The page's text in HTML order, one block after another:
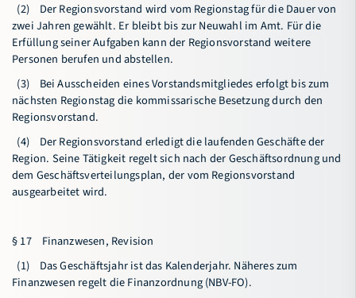
(2) Der Regionsvorstand wird vom Regionstag für die Dauer von
zwei Jahren gewählt. Er bleibt bis zur Neuwahl im Amt. Für die
Erfüllung seiner Aufgaben kann der Regionsvorstand weitere
Personen berufen und abstellen.
(3) Bei Ausscheiden eines Vorstandsmitgliedes erfolgt bis zum
nächsten Regionstag die kommissarische Besetzung durch den
Regionsvorstand.
(4) Der Regionsvorstand erledigt die laufenden Geschäfte der
Region. Seine Tätigkeit regelt sich nach der Geschäftsordnung und
dem Geschäftsverteilungsplan, der vom Regionsvorstand
ausgearbeitet wird.
§ 17 Finanzwesen, Revision
(1) Das Geschäftsjahr ist das Kalenderjahr. Näheres zum
Finanzwesen regelt die Finanzordnung (NBV-FO).